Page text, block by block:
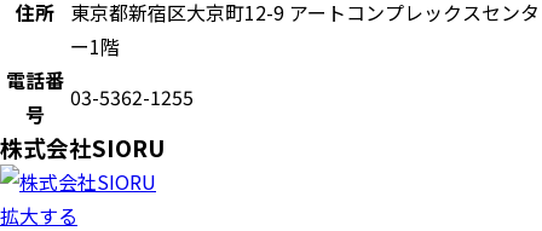
住所 東京都新宿区大京町12-9 アートコンプレックスセンタ
ー1階
電話番
号
03-5362-1255
株式会社SIORU
拡大する